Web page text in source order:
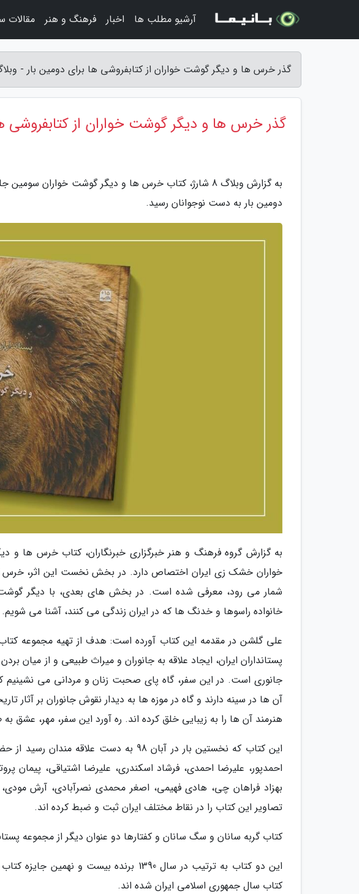
گذر خرس ها و دیگر گوشت خواران از کتابفروشی ها برای دومین بار - وبلاگ 8
گذر خرس ها و دیگر گوشت خواران از کتابفروشی
به گزارش وبلاگ 8 شارژ، کتاب خرس ها و دیگر گوشت خواران
دومین بار به دست نوجوانان رسید.
به گزارش گروه فرهنگ و هنر خبرگزاری خبرنگاران، کتاب خرس ها
خواران خشک زی ایران اختصاص دارد. در بخش نخست این اثر، خرس
شمار می رود، معرفی شده است. در بخش های بعدی، با دیگر گوشت
خانواده راسوها و خدنگ ها که در ایران زندگی می کنند، آشنا می شویم.
علی گلشن در مقدمه این کتاب آورده است: هدف از تهیه مجموعه کتاب
پستانداران ایران، ایجاد علاقه به جانوران و میراث طبیعی و از میان
جانوری است. در این سفر، گاه پای صحبت زنان و مردانی می نشینیم
آن ها در سینه دارند و گاه در موزه ها به دیدار نقوش جانوران بر آثار
هنرمند آن ها را به زیبایی خلق کرده اند. ره آورد این سفر، مهر، عشق
این کتاب که نخستین بار در آبان 98 به دست
احمدپور، علیرضا احمدی، فرشاد اسکندری، علیرضا اشتیاقی، پیمان
بهزاد فراهان چی، هادی فهیمی، اصغر محمدی نصرآبادی، آرش
تصاویر این کتاب را در نقاط مختلف ایران ثبت و ضبط کرده اند.
کتاب گربه سانان و سگ سانان و کفتارها دو عنوان دیگر از مجموعه
کتاب سال جمهوری اسلامی ایران شده اند.
آرشیو مطلب ها اخبار فرهنگ و هنر مقالات